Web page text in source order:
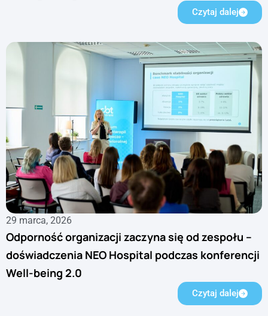
Czytaj dalej
29 marca, 2026
Odporność organizacji zaczyna się od zespołu –
doświadczenia NEO Hospital podczas konferencji
Well-being 2.0
Czytaj dalej